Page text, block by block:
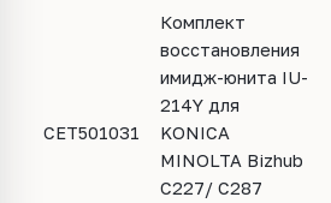
CET501031
Комплект
восстановления
имидж-юнита IU-
214Y для
KONICA
MINOLTA Bizhub
C227/ C287